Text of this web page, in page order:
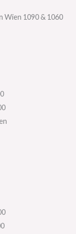
Wien 1090 & 1060